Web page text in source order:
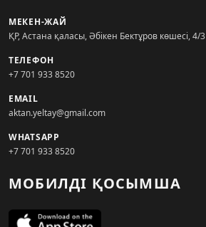
МЕКЕН-ЖАЙ
ҚР, Астана қаласы, Әбікен Бектұров көшесі, 4/3
ТЕЛЕФОН
+7 701 933 8520
EMAIL
aktan.yeltay@gmail.com
WHATSAPP
+7 701 933 8520
МОБИЛДІ ҚОСЫМША